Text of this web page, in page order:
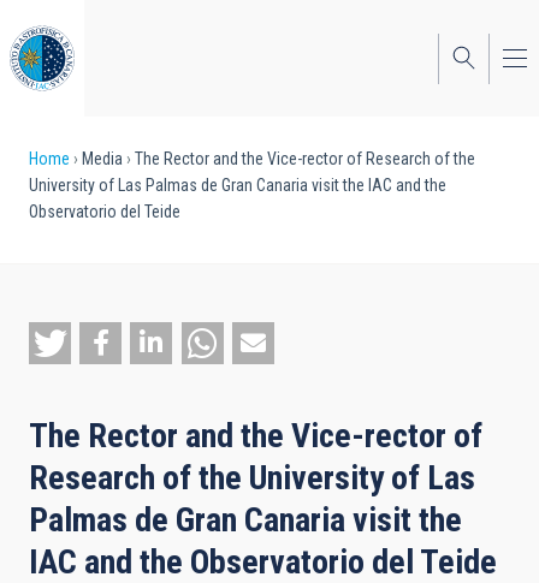
to
main
content
Breadcrumb
Home Media
The Rector and the Vice-rector of Research of the
University of Las Palmas de Gran Canaria visit the IAC and the
Observatorio del Teide
The Rector and the Vice-rector of
Research of the University of Las
Palmas de Gran Canaria visit the
IAC and the Observatorio del Teide